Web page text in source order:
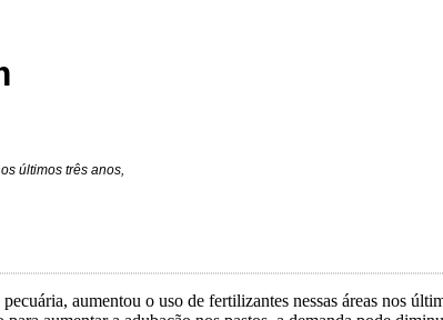
últimos três anos,
aumentou o uso de fertilizantes nessas áreas nos